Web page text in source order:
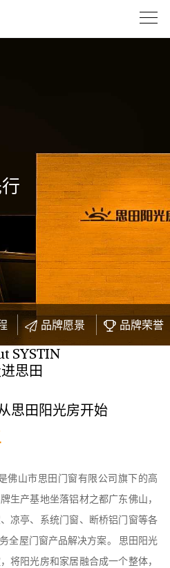
品牌愿景 品牌荣誉
SYSTIN
思田
思田阳光房开始
佛山市思田门窗有限公司旗下的高
生产基地坐落铝材之都广东佛山，
凉亭、系统门窗、断桥铝门窗等各
全屋门窗产品解决方案。 思田阳光
将阳光房和家居融合成一个整体，